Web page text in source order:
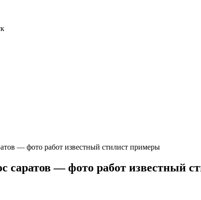
— фото работ известный стилист примеры
саратов — фото работ известный